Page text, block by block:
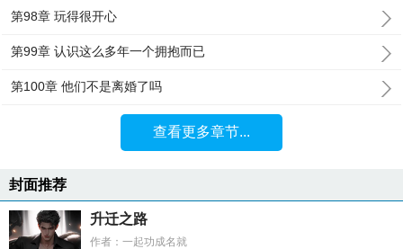
第98章 玩得很开心
第99章 认识这么多年一个拥抱而已
第100章 他们不是离婚了吗
查看更多章节...
封面推荐
升迁之路
作者：一起功成名就